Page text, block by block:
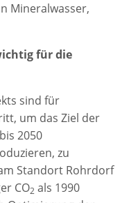
Mineralwasser,
für die
sind für
um das Ziel der
2050
zu
Standort Rohrdorf
CO2 als 1990